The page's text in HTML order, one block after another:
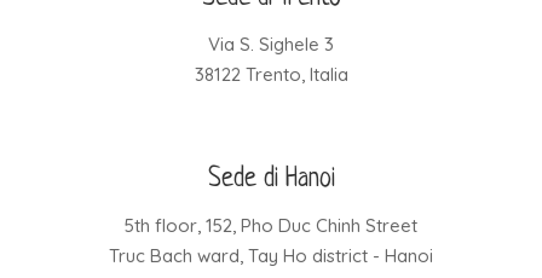
Via S. Sighele 3
38122 Trento, Italia
Sede di Hanoi
5th floor, 152, Pho Duc Chinh Street
Truc Bach ward, Tay Ho district - Hanoi